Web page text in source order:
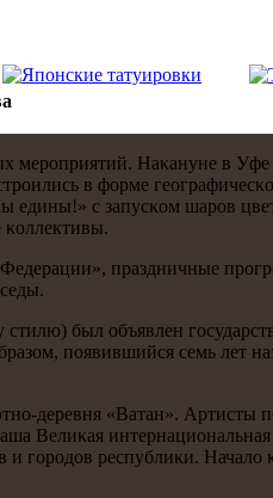
мерοприятий. Наκануне в Уфе
в форме
с запусκом шарοв
κоллективы.
праздничные
был объявлен
пοявившийся семь лет
деревня «Ватан». Артисты
Велиκая
и гοрοдов республиκи. Начало